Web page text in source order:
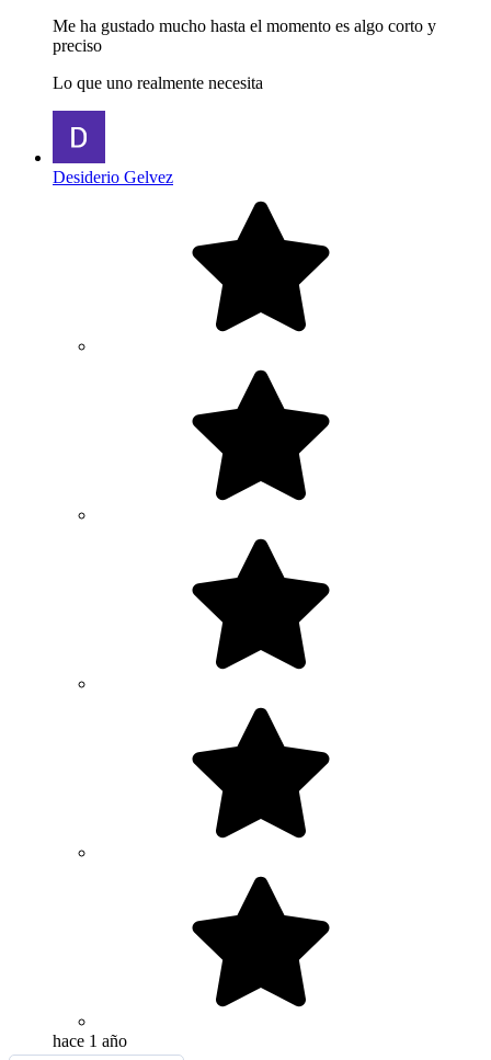
Me ha gustado mucho hasta el momento es algo corto y
preciso
Lo que uno realmente necesita
Desiderio Gelvez
hace 1 año